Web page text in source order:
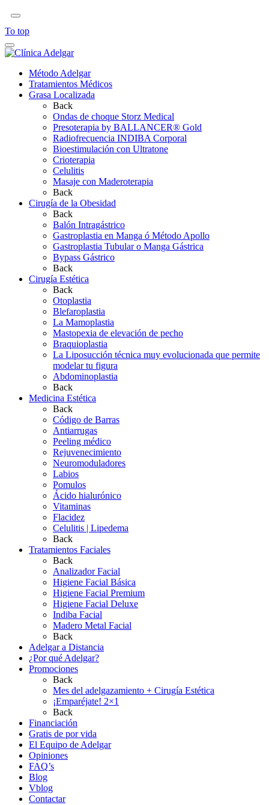
To top
Método Adelgar
Tratamientos Médicos
Grasa Localizada
Back
Ondas de choque Storz Medical
Presoterapia by BALLANCER® Gold
Radiofrecuencia INDIBA Corporal
Bioestimulación con Ultratone
Crioterapia
Celulitis
Masaje con Maderoterapia
Back
Cirugía de la Obesidad
Back
Balón Intragástrico
Gastroplastia en Manga ó Método Apollo
Gastroplastia Tubular o Manga Gástrica
Bypass Gástrico
Back
Cirugía Estética
Back
Otoplastia
Blefaroplastia
La Mamoplastia
Mastopexia de elevación de pecho
Braquioplastia
La Liposucción técnica muy evolucionada que permite
modelar tu figura
Abdominoplastia
Back
Medicina Estética
Back
Código de Barras
Antiarrugas
Peeling médico
Rejuvenecimiento
Neuromoduladores
Labios
Pomulos
Ácido hialurónico
Vitaminas
Flacidez
Celulitis | Lipedema
Back
Tratamientos Faciales
Back
Analizador Facial
Higiene Facial Básica
Higiene Facial Premium
Higiene Facial Deluxe
Indiba Facial
Madero Metal Facial
Back
Adelgar a Distancia
¿Por qué Adelgar?
Promociones
Back
Mes del adelgazamiento + Cirugía Estética
¡Emparéjate! 2×1
Back
Financiación
Gratis de por vida
El Equipo de Adelgar
Opiniones
FAQ’s
Blog
Vblog
Contactar